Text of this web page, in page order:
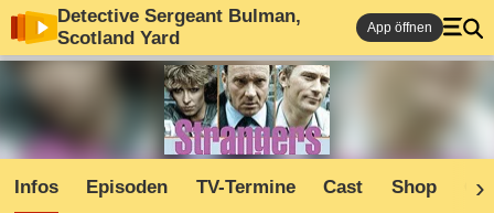
Detective Sergeant Bulman,
Scotland Yard
App öffnen
Infos Episoden TV-Termine Cast Shop